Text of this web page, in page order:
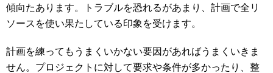
傾向たあります。トラブルを恐れるがあまり、計画で全リ
ソースを使い果たしている印象を受けます。
計画を練ってもうまくいかない要因があればうまくいきま
せん。プロジェクトに対して要求や条件が多かったり、整